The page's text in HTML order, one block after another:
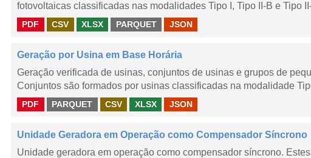
fotovoltaicas classificadas nas modalidades Tipo I, Tipo II-B e Tipo
PDF CSV XLSX PARQUET JSON
Geração por Usina em Base Horária
Geração verificada de usinas, conjuntos de usinas e grupos de
Conjuntos são formados por usinas classificadas na modalidade
PDF PARQUET CSV XLSX JSON
Unidade Geradora em Operação como Compensador Síncrono
Unidade geradora em operação como compensador síncrono.